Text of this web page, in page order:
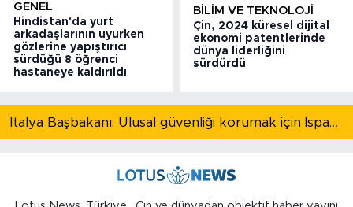
GENEL
Hindistan'da yurt
arkadaşlarının uyurken
gözlerine yapıştırıcı
sürdüğü 8 öğrenci
hastaneye kaldırıldı
BILIM VE TEKNOLOJI
Çin, 2024 küresel dijital
ekonomi patentlerinde
dünya liderliğini
sürdürdü
İtalya Başbakanı: Ulusal güvenliği korumak için İspanya ile Schengen kapsamındaki serbest dolaşımı askıya alıyoruz